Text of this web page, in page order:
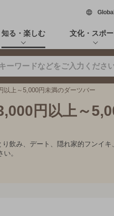
Global
知る・楽しむ 文化・スポ
以上～5,000円未満のダーツバー
円以上～
飲み、デート、隠れ家的フンイ
。